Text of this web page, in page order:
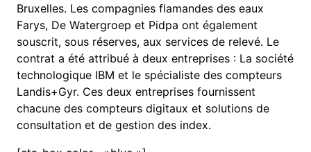
Bruxelles. Les compagnies flamandes des eaux
Farys, De Watergroep et Pidpa ont également
souscrit, sous réserves, aux services de relevé. Le
contrat a été attribué à deux entreprises : La société
technologique IBM et le spécialiste des compteurs
Landis+Gyr. Ces deux entreprises fournissent
chacune des compteurs digitaux et solutions de
consultation et de gestion des index.